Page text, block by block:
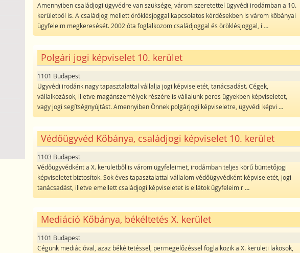
Amennyiben családjogi ügyvédre van szüksége, várom szeretettel ügyvédi irodámban a 10.
kerületből is. A családjog mellett öröklésjoggal kapcsolatos kérdésekben is várom kőbányai
ügyfeleim megkeresését. 2002 óta foglalkozom családjoggal és öröklésjoggal, í...
Polgári jogi képviselet 10. kerület
1101 Budapest
Ügyvédi irodánk nagy tapasztalattal vállalja jogi képviseletét, tanácsadást. Cégek,
vállalkozások, illetve magánszemélyek részére is vállalunk peres ügyekben képviseletet,
vagy jogi segítségnyújtást. Amennyiben Önnek polgárjogi képviseletre, ügyvédi képvi ...
Védőügyvéd Kőbánya, családjogi képviselet 10. kerület
1103 Budapest
Védőügyvédként a X. kerületből is várom ügyfeleimet, irodámban teljes körű büntetőjogi
képviseletet biztosítok. Sok éves tapasztalattal vállalom védőügyvédként képviseletét, jogi
tanácsadást, illetve emellett családjogi képviseletet is ellátok ügyfeleim r...
Mediáció Kőbánya, békéltetés X. kerület
1101 Budapest
Cégünk mediációval, azaz békéltetéssel, permegelőzéssel foglalkozik a X. kerületi lakosok,